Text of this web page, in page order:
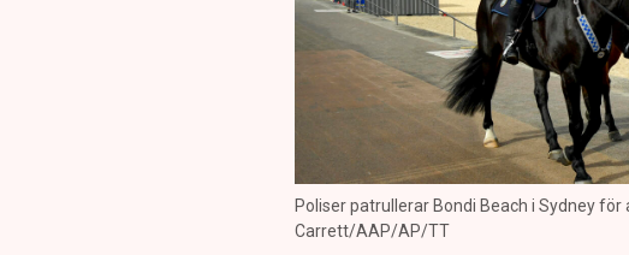
Poliser patrullerar Bondi Beach i Sydney
Carrett/AAP/AP/TT